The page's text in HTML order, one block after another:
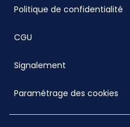
Politique de confidentialité
CGU
Signalement
Paramétrage des cookies